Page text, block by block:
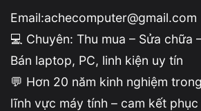
Nội dung
Lỗi driver âm thanh
Email:achecomputer@gmail.com
💻 Chuyên: Thu mua – Sửa chữa
Bán laptop, PC, linh kiện uy tín
💬 Hơn 20 năm kinh nghiệm trong
lĩnh vực máy tính – cam kết phục